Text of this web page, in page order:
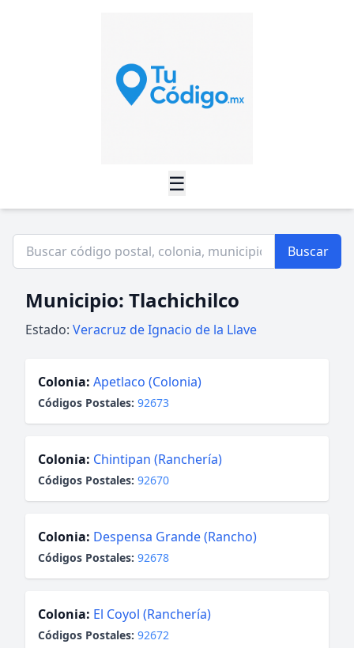
☰
Buscar
Municipio: Tlachichilco
Estado: Veracruz de Ignacio de la Llave
Colonia: Apetlaco (Colonia)
Códigos Postales: 92673
Colonia: Chintipan (Ranchería)
Códigos Postales: 92670
Colonia: Despensa Grande (Rancho)
Códigos Postales: 92678
Colonia: El Coyol (Ranchería)
Códigos Postales: 92672